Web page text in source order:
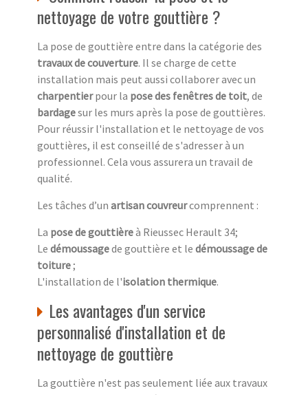
nettoyage de votre gouttière ?
La pose de gouttière entre dans la catégorie des
travaux de couverture. Il se charge de cette
installation mais peut aussi collaborer avec un
charpentierpour la pose des fenêtres de toit, de
bardagesur les murs après la pose de gouttières.
Pour réussir l'installation et le nettoyage de vos
gouttières, il est conseillé de s'adresser à un
professionnel. Cela vous assurera un travail de
qualité.
Les tâches d’un artisan couvreurcomprennent :
La pose de gouttièreà Rieussec Herault 34;
Le démoussagede gouttière et le démoussage de
toiture;
L'installation de l'isolation thermique.
Les avantages d'un service
personnalisé d'installation et de
nettoyage de gouttière
La gouttière n'est pas seulement liée aux travaux